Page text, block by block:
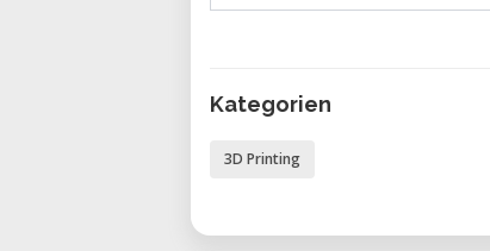
Kategorien
3D Printing